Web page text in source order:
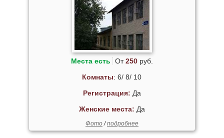
Места есть От250руб.
Комнаты: 6/ 8/ 10
Регистрация: Да
Женские места: Да
Фото/подробнее